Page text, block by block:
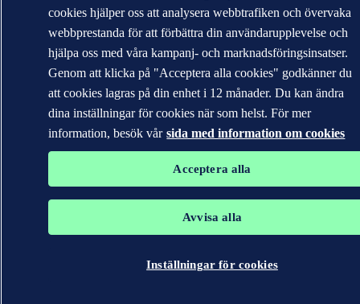
cookies hjälper oss att analysera webbtrafiken och övervaka
webbprestanda för att förbättra din användarupplevelse och
hjälpa oss med våra kampanj- och marknadsföringsinsatser.
Genom att klicka på "Acceptera alla cookies" godkänner du
att cookies lagras på din enhet i 12 månader. Du kan ändra
dina inställningar för cookies när som helst. För mer
information, besök vår sida med information om cookies
Acceptera alla
Avvisa alla
Inställningar för cookies